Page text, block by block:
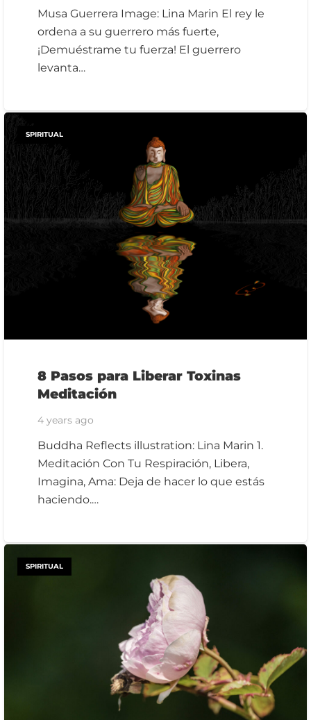
Musa Guerrera Image: Lina Marin El rey le
ordena a su guerrero más fuerte,
¡Demuéstrame tu fuerza! El guerrero
levanta…
SPIRITUAL
8 Pasos para Liberar Toxinas
Meditación
4 years ago
Buddha Reflects illustration: Lina Marin 1.
Meditación Con Tu Respiración, Libera,
Imagina, Ama: Deja de hacer lo que estás
haciendo.…
SPIRITUAL